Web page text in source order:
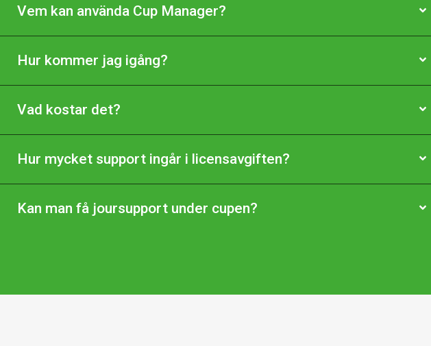
Vem kan använda Cup Manager?
Hur kommer jag igång?
Vad kostar det?
Hur mycket support ingår i licensavgiften?
Kan man få joursupport under cupen?